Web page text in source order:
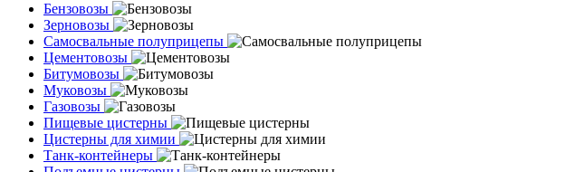
Бензовозы
Зерновозы
Самосвальные полуприцепы
Цементовозы
Битумовозы
Муковозы
Газовозы
Пищевые цистерны
Цистерны для химии
Танк-контейнеры